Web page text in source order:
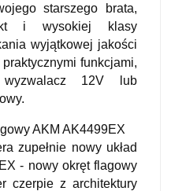
starszego brata,
i wysokiej klasy
wyjątkowej jakości
funkcjami,
12V lub
AKM AK4499EX
zupełnie nowy układ
- nowy okręt flagowy
czerpie z architektury